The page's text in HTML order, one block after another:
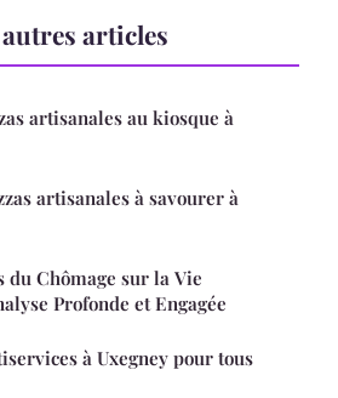
articles
artisanales au kiosque à
artisanales à savourer à
du Chômage sur la Vie
Profonde et Engagée
à Uxegney pour tous